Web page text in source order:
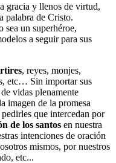
gracia y llenos de virtud,
palabra de Cristo.
sea un superhéroe,
a seguir para sus
, reyes, monjes,
etc… Sin importar sus
vidas plenamente
imagen de la promesa
que intercedan por
de los santos en nuestra
intenciones de oración
mismos, por nuestros
etc...